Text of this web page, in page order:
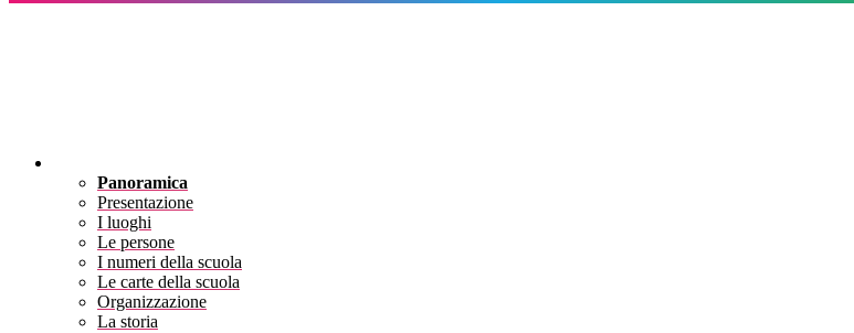
Panoramica
Presentazione
I luoghi
Le persone
I numeri della scuola
Le carte della scuola
Organizzazione
La storia